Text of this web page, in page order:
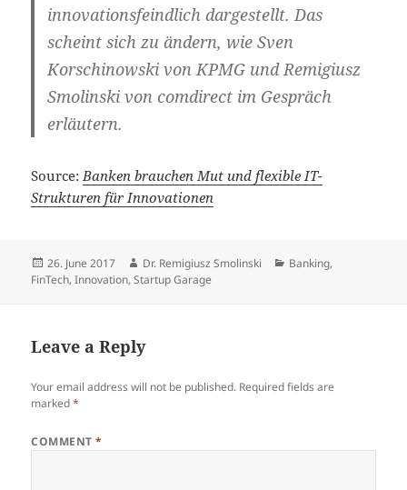
innovationsfeindlich dargestellt. Das
scheint sich zu ändern, wie Sven
Korschinowski von KPMG und Remigiusz
Smolinski von comdirect im Gespräch
erläutern.
Source:Banken brauchen Mut und flexible IT-
Strukturen für Innovationen
Posted
on
26. June 2017 Author
Dr. Remigiusz Smolinski Categories
Banking,
FinTech,Innovation,Startup Garage
Leave a Reply
Your email address will not be published. Required fields are
marked*
COMMENT*